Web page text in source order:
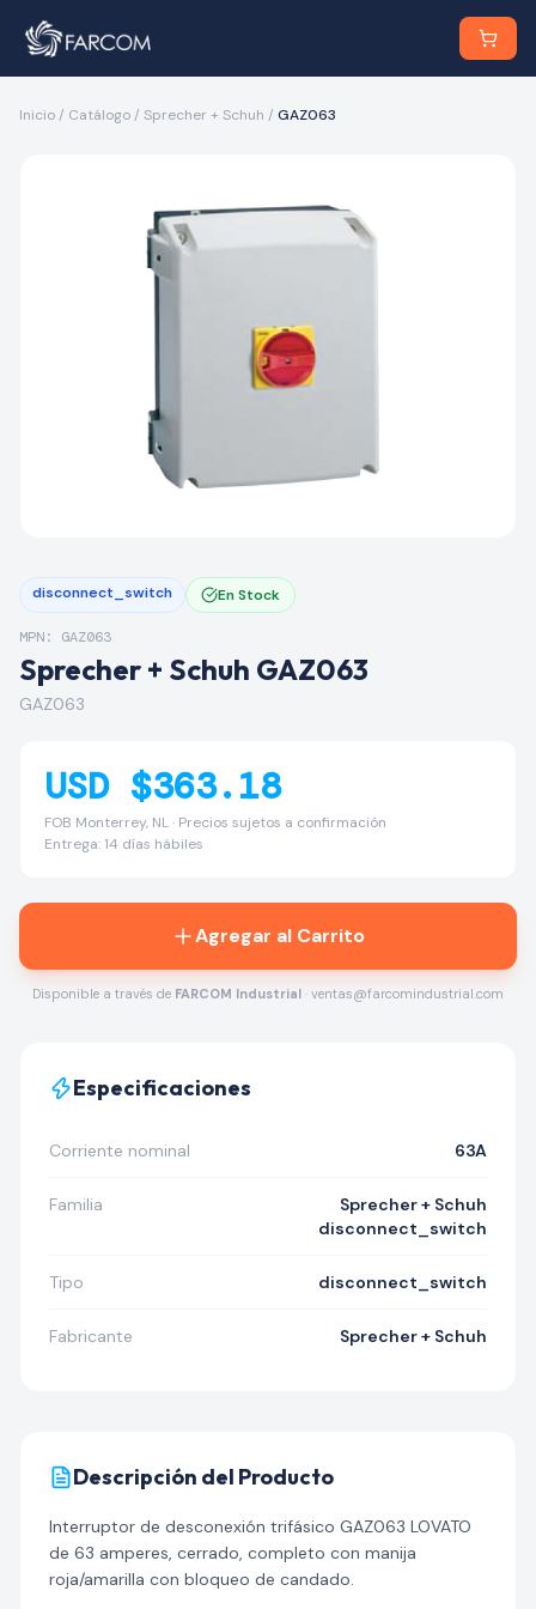
Inicio / Catálogo / Sprecher + Schuh / GAZ063
disconnect_switch En Stock
MPN: GAZ063
Sprecher + Schuh GAZ063
GAZ063
USD $363.18
FOB Monterrey, NL · Precios sujetos a confirmación
Entrega: 14 días hábiles
Agregar al Carrito
Disponible a través de FARCOM Industrial · ventas@farcomindustrial.com
Especificaciones
Corriente nominal 63A
Familia
Sprecher + Schuh
disconnect_switch
Tipo disconnect_switch
Fabricante Sprecher + Schuh
Descripción del Producto
Interruptor de desconexión trifásico GAZ063 LOVATO
de 63 amperes, cerrado, completo con manija
roja/amarilla con bloqueo de candado.